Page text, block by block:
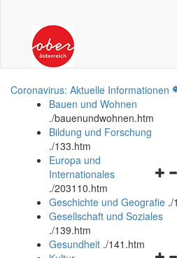
Coronavirus: Aktuelle Informationen
Bauen und Wohnen
./bauenundwohnen.htm
Bildung und Forschung
./133.htm
und
Europa und
Internationales
./203110.htm
Geschichte und Geografie ./
Gesellschaft und Soziales
./139.htm
Gesundheit ./141.htm